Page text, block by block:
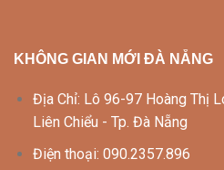
KHÔNG GIAN MỚI ĐÀ NẴNG
Địa Chỉ: Lô 96-97 Hoàng Thị
Liên Chiểu - Tp. Đà Nẵng
Điện thoại: 090.2357.896